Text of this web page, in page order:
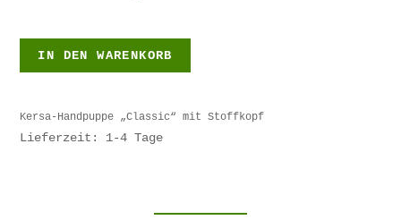
IN DEN WARENKORB
Kersa-Handpuppe „Classic“ mit Stoffkopf
Lieferzeit: 1-4 Tage